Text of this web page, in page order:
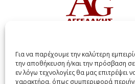
Για να παρέχουμε την καλύτερη
την αποθήκευση ή/και την πρόσβαση
εν λόγω τεχνολογίες θα μας
χαρακτήρα, όπως συμπεριφορά